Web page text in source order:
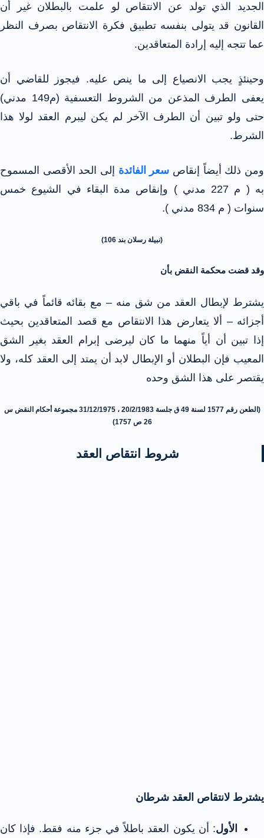
الجديد الذي تولد عن الانتقاص لو علمت بالبطلان غير أن
القانون قد يتولى بنفسه تطبيق فكرة الانتقاص بصرف النظر
عما تتجه إليه إرادة المتعاقدين.
وحينئذٍ يجب الانصياع إلى ما ينص عليه. فيجوز للقاضي أن
يعفى الطرف المذعن من الشروط التعسفية (م149 مدني)
حتى ولو تبين أن الطرف الآخر لم يكن ليبرم العقد لولا هذا
الشرط.
ومن ذلك أيضاً إنقاص سعر الفائدة
إلى الحد الأقصى المسموح
به ( م 227 مدني ) وإنقاص مدة البقاء في الشيوع خمس
سنوات ( م 834 مدني ).
(نبيلة رسلان بند 106)
وقد قضت محكمة النقض بأن
يشترط لإبطال العقد من شق منه – مع بقائه قائماً في باقي
أجزائه – ألا يتعارض هذا الانتقاص مع قصد المتعاقدين بحيث
إذا تبين أن أياً منهما ما كان ليرضى إبرام العقد بغير الشق
المعيب فإن البطلان أو الإبطال لابد أن يمتد إلى العقد كله، ولا
يقتصر على هذا الشق وحده
(الطعن رقم 1577 لسنة 49 ق جلسة 20/2/1983 ، 31/12/1975 مجموعة أحكام النقض س
26 ص 1757)
شروط انتقاص العقد
يشترط لانتقاص العقد شرطان
الأول: أن يكون العقد باطلاً في جزء منه فقط. فإذا كان